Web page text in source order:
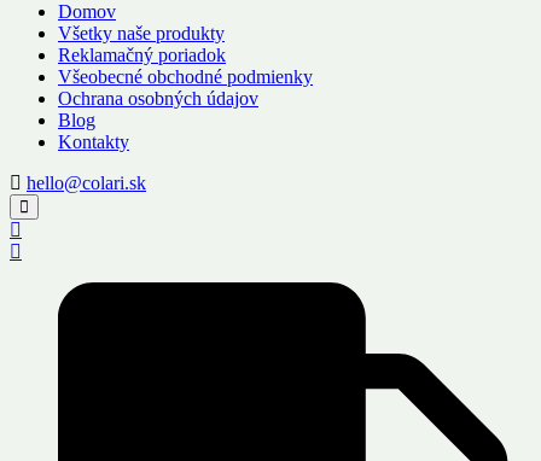
Domov
Všetky naše produkty
Reklamačný poriadok
Všeobecné obchodné podmienky
Ochrana osobných údajov
Blog
Kontakty
hello@colari.sk